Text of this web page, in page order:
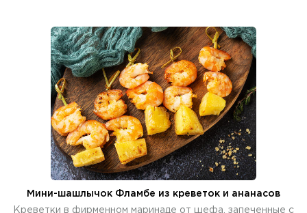
Мини-шашлычок Фламбе из креветок и ананасов
Креветки в фирменном маринаде от шефа, запеченные с